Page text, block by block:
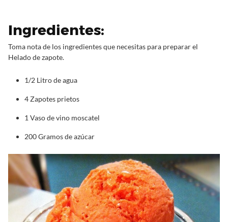
Ingredientes:
Toma nota de los ingredientes que necesitas para preparar el
Helado de zapote.
1/2 Litro de agua
4 Zapotes prietos
1 Vaso de vino moscatel
200 Gramos de azúcar